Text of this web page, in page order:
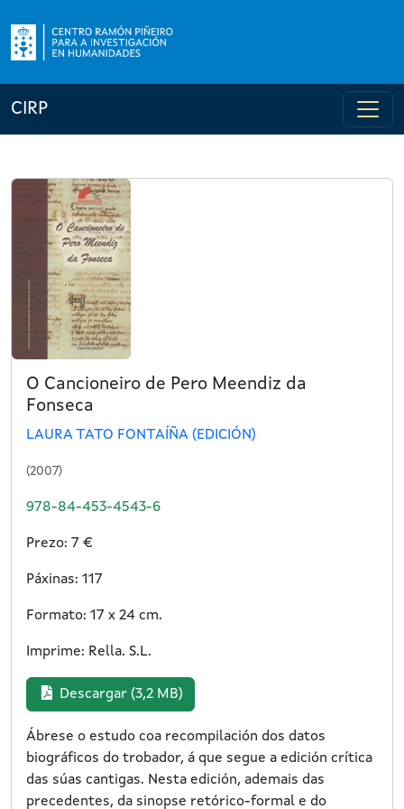
CIRP
O Cancioneiro de Pero Meendiz da
Fonseca
LAURA TATO FONTAÍÑA (EDICIÓN)
(2007)
978-84-453-4543-6
Prezo: 7 €
Páxinas: 117
Formato: 17 x 24 cm.
Imprime: Rella. S.L.
Descargar (3,2 MB)
Ábrese o estudo coa recompilación dos datos
biográficos do trobador, á que segue a edición crítica
das súas cantigas. Nesta edición, ademais das
precedentes, da sinopse retórico-formal e do